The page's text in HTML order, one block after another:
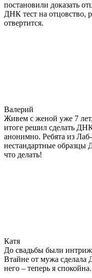
постановили доказать
ДНК тест на отцовство,
отвертится.
Валерий
Живем с женой уже 7
итоге решил сделать
анонимно. Ребята из
нестандартные
что делать!
Катя
До свадьбы были
Втайне от мужа сделала
него – теперь я